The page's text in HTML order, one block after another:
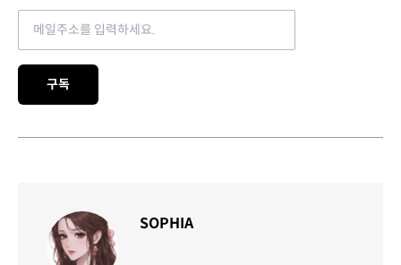
Email address
구독
SOPHIA